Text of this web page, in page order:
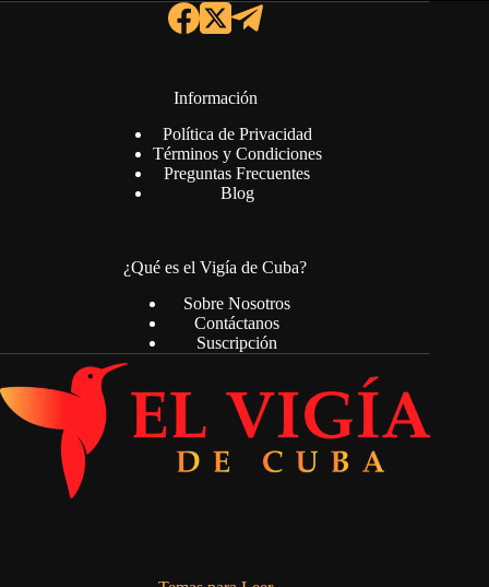
Información
Política de Privacidad
Términos y Condiciones
Preguntas Frecuentes
Blog
¿Qué es el Vigía de Cuba?
Sobre Nosotros
Contáctanos
Suscripción